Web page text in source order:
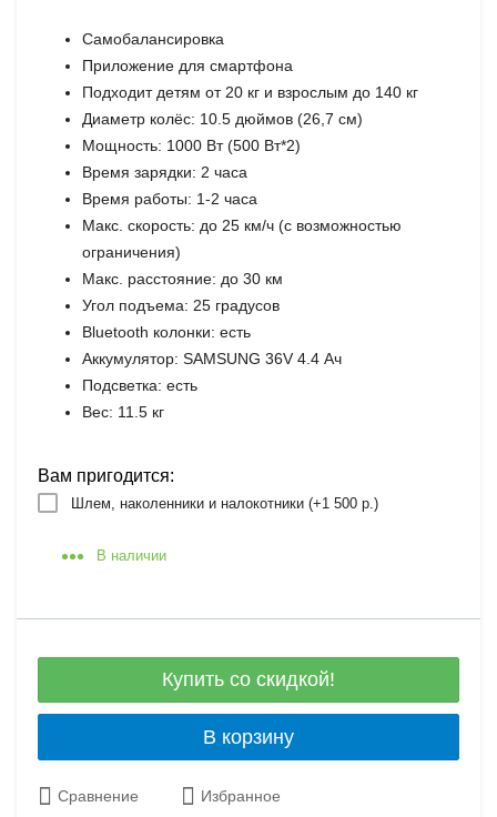
Самобалансировка
Приложение для смартфона
Подходит детям от 20 кг и взрослым до 140 кг
Диаметр колёс: 10.5 дюймов (26,7 см)
Мощность: 1000 Вт (500 Вт*2)
Время зарядки: 2 часа
Время работы: 1-2 часа
Макс. скорость: до 25 км/ч (с возможностью
ограничения)
Макс. расстояние: до 30 км
Угол подъема: 25 градусов
Bluetooth колонки: есть
Аккумулятор: SAMSUNG 36V 4.4 Ач
Подсветка: есть
Вес: 11.5 кг
Вам пригодится:
Шлем, наколенники и налокотники (+1 500 р.)
В наличии
Купить со скидкой!
В корзину
Сравнение Избранное